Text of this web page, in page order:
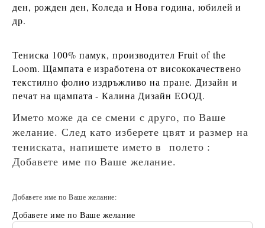
ден, рожден ден, Коледа и Нова година, юбилей и
др.
Тениска 100% памук, производител Fruit of the
Loom. Щампата е изработена от висококачествено
текстилно фолио издръжливо на пране. Дизайн и
печат на щампата -Калина Дизайн ЕООД.
Името може да се смени с друго, по Ваше
желание. След като изберете цвят и размер на
тениската, напишете името в полето :
Добавете име по Ваше желание.
Добавете име по Ваше желание:
Добавете име по Ваше желание